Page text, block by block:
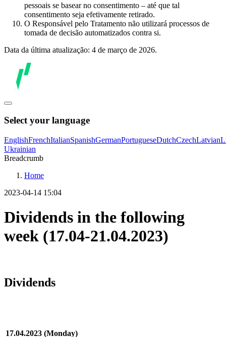
pessoais se basear no consentimento – até que tal
consentimento seja efetivamente retirado.
O Responsável pelo Tratamento não utilizará processos de
tomada de decisão automatizados contra si.
Data da última atualização: 4 de março de 2026.
Select your language
EnglishFrenchItalianSpanishGermanPortugueseDutchCzechLatvian
Ukrainian
Breadcrumb
Home
2023-04-14 15:04
Dividends in the following
week (17.04-21.04.2023)
Dividends
17.04.2023 (Monday)